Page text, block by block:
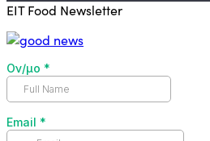
EIT Food Newsletter